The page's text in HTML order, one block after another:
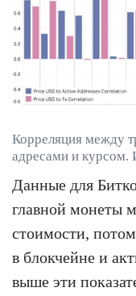
Корреляция между
адресами и курсом.
Данные для
главной монеты
стоимости,
в блокчейне и
выше эти